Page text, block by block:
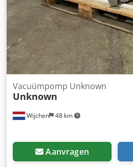
Wijchen 48 km
Vacuümpomp Unknown
Unknown
Aanvragen